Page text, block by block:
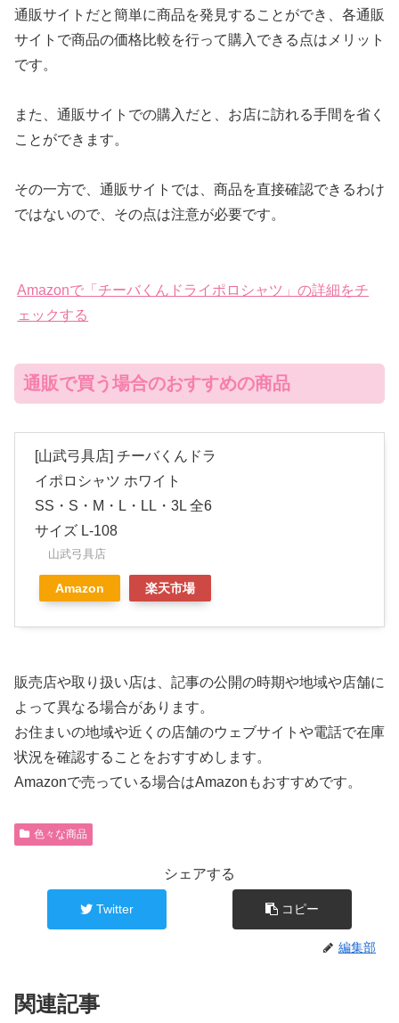
通販サイトだと簡単に商品を発見することができ、各通販
サイトで商品の価格比較を行って購入できる点はメリット
です。
また、通販サイトでの購入だと、お店に訪れる手間を省く
ことができます。
その一方で、通販サイトでは、商品を直接確認できるわけ
ではないので、その点は注意が必要です。
Amazonで「チーバくんドライポロシャツ」の詳細をチ
ェックする
通販で買う場合のおすすめの商品
[山武弓具店] チーバくんドラ
イポロシャツ ホワイト
SS・S・M・L・LL・3L 全6
サイズ L-108
山武弓具店
Amazon 楽天市場
販売店や取り扱い店は、記事の公開の時期や地域や店舗に
よって異なる場合があります。
お住まいの地域や近くの店舗のウェブサイトや電話で在庫
状況を確認することをおすすめします。
Amazonで売っている場合はAmazonもおすすめです。
色々な商品
シェアする
Twitter コピー
編集部
関連記事